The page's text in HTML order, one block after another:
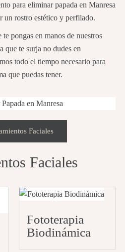
para eliminar papada en Manresa
un rostro estético y perfilado.
pongas en manos de nuestros
que te surja no dudes en
todo el tiempo necesario para
que puedas tener.
Faciales
Faciales
Fototerapia
Biodinámica